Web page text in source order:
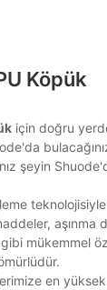
Köpük
için doğru
şeyin
aşınma
gibi mükemmel
en